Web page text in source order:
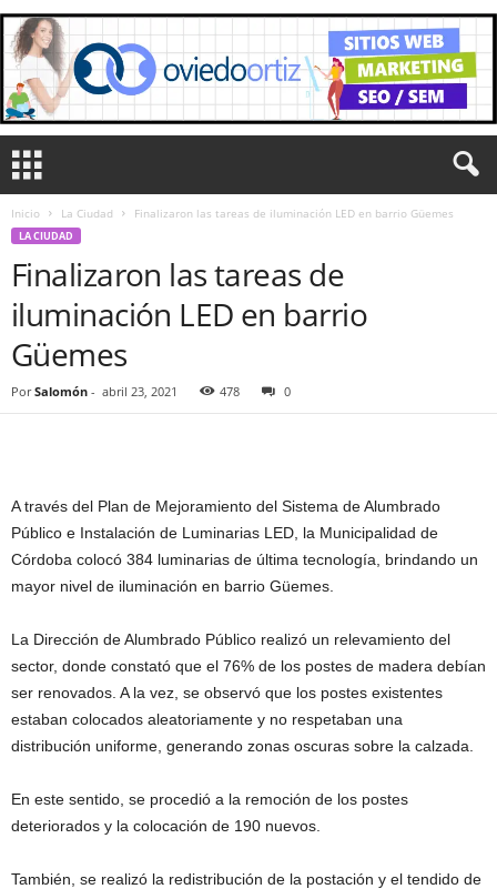
Inicio La Ciudad Finalizaron las tareas de iluminación LED en barrio Güemes
LA CIUDAD
Finalizaron las tareas de
iluminación LED en barrio
Güemes
Por Salomón - abril 23, 2021 478 0
A través del Plan de Mejoramiento del Sistema de Alumbrado
Público e Instalación de Luminarias LED, la Municipalidad de
Córdoba colocó 384 luminarias de última tecnología, brindando un
mayor nivel de iluminación en barrio Güemes.
La Dirección de Alumbrado Público realizó un relevamiento del
sector, donde constató que el 76% de los postes de madera debían
ser renovados. A la vez, se observó que los postes existentes
estaban colocados aleatoriamente y no respetaban una
distribución uniforme, generando zonas oscuras sobre la calzada.
En este sentido, se procedió a la remoción de los postes
deteriorados y la colocación de 190 nuevos.
También, se realizó la redistribución de la postación y el tendido de